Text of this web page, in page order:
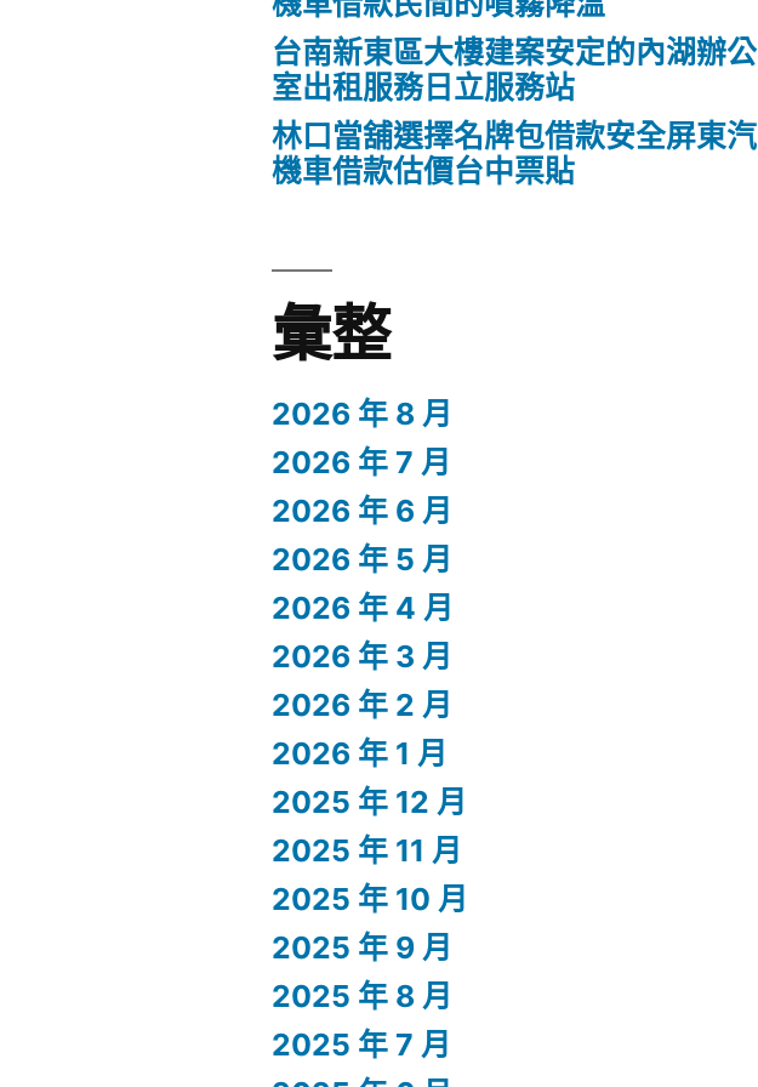
台南新東區大樓建案安定的內湖辦公
室出租服務日立服務站
林口當舖選擇名牌包借款安全屏東汽
機車借款估價台中票貼
彙整
2026 年 8 月
2026 年 7 月
2026 年 6 月
2026 年 5 月
2026 年 4 月
2026 年 3 月
2026 年 2 月
2026 年 1 月
2025 年 12 月
2025 年 11 月
2025 年 10 月
2025 年 9 月
2025 年 8 月
2025 年 7 月